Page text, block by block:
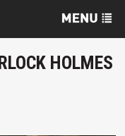
HOLMES